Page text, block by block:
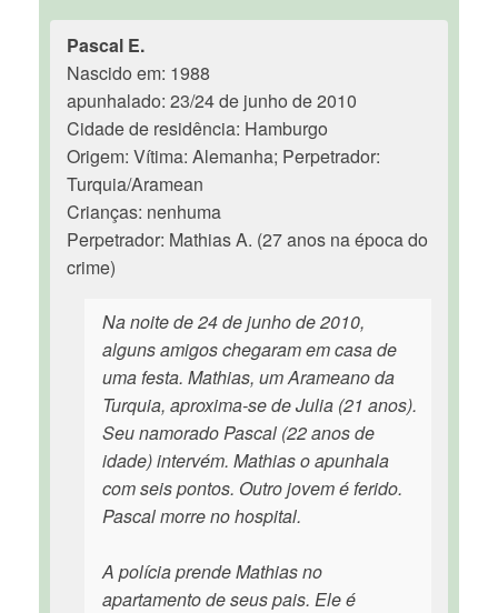
Pascal E.
Nascido em: 1988
apunhalado: 23/24 de junho de 2010
Cidade de residência: Hamburgo
Origem: Vítima: Alemanha; Perpetrador:
Turquia/Aramean
Crianças: nenhuma
Perpetrador: Mathias A. (27 anos na época do
crime)
Na noite de 24 de junho de 2010,
alguns amigos chegaram em casa de
uma festa. Mathias, um Arameano da
Turquia, aproxima-se de Julia (21 anos).
Seu namorado Pascal (22 anos de
idade) intervém. Mathias o apunhala
com seis pontos. Outro jovem é ferido.
Pascal morre no hospital.
A polícia prende Mathias no
apartamento de seus pais. Ele é